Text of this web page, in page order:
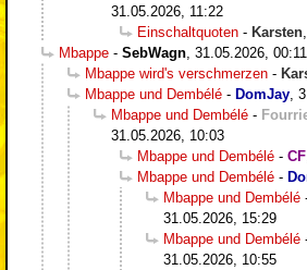
31.05.2026, 11:22
Einschaltquoten - Karsten
Mbappe - SebWagn 31.05.2026, 00:11
Mbappe wird's verschmerzen -
Mbappe und Dembélé - DomJay
Mbappe und Dembélé -
31.05.2026, 10:03
Mbappe und Dembélé - CF
Mbappe und Dembélé -
Mbappe und Dembélé
31.05.2026, 15:29
Mbappe und Dembélé
31.05.2026, 10:55